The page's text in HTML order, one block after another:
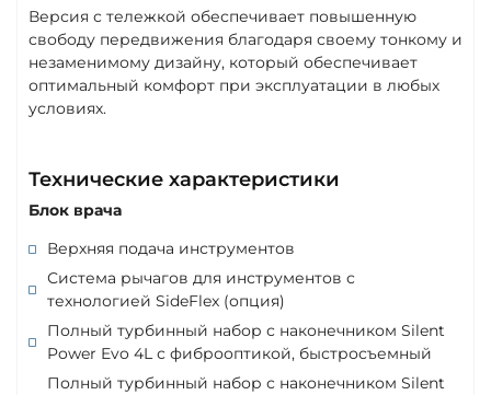
Версия с тележкой обеспечивает повышенную
свободу передвижения благодаря своему тонкому и
незаменимому дизайну, который обеспечивает
оптимальный комфорт при эксплуатации в любых
условиях.
Технические характеристики
Блок врача
Верхняя подача инструментов
Система рычагов для инструментов с
технологией SideFlex (опция)
Полный турбинный набор с наконечником Silent
Power Evo 4L с фиброоптикой, быстросъемный
Полный турбинный набор с наконечником Silent